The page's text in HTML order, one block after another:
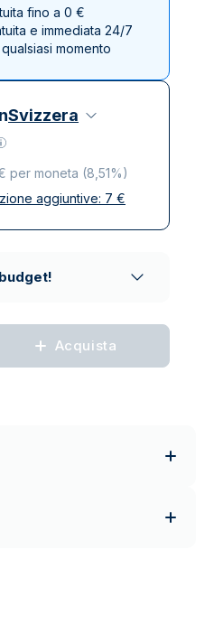
fino a 0 €
e immediata 24/7
momento
Svizzera
per moneta (8,51%)
incluseaggiuntive: 7 €
Acquista